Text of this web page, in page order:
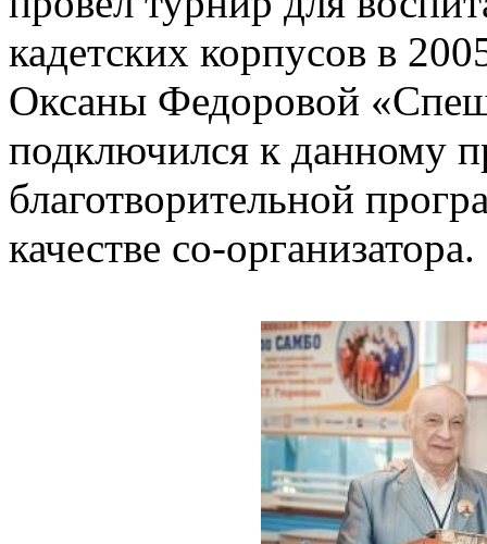
кадетских корпусов в
Оксаны Федоровой
подключился к данному
благотворительной
качестве со-организатора.